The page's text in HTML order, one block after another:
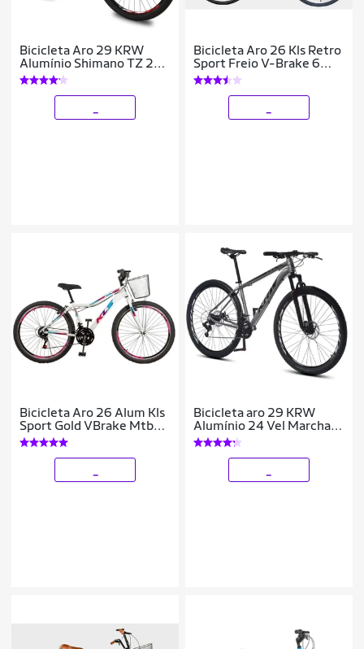
Bicicleta Aro 29 KRW
Alumínio Shimano TZ 24
Vel Suspensão Freio a
Disco Mountain bike Ltx
Bicicleta Aro 26 Kls Retro
Sport Freio V-Brake 6
Marchas
Bicicleta Aro 26 Alum Kls
Sport Gold VBrake Mtb
21V Feminina
Bicicleta aro 29 KRW
Alumínio 24 Vel Marchas
Freio a Disco Suspensão
dianteira Mountain Bike